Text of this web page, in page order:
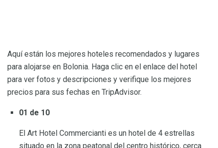
Aquí están los mejores hoteles recomendados y lugares
para alojarse en Bolonia. Haga clic en el enlace del hotel
para ver fotos y descripciones y verifique los mejores
precios para sus fechas en TripAdvisor.
01 de 10
El Art Hotel Commercianti es un hotel de 4 estrellas
situado en la zona peatonal del centro histórico, cerca